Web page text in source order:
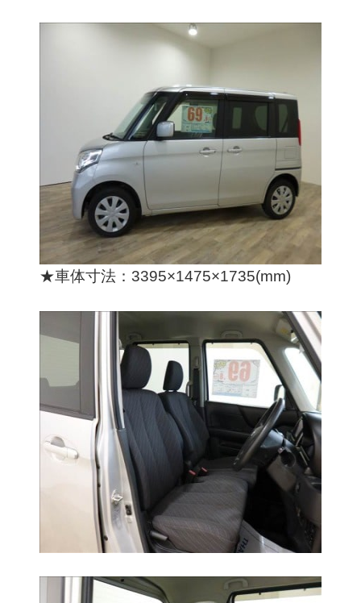
★車体寸法：3395×1475×1735(mm)